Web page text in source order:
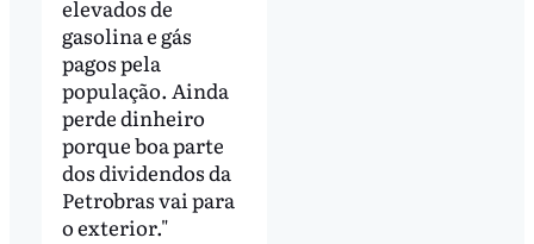
elevados de
gasolina e gás
pagos pela
população. Ainda
perde dinheiro
porque boa parte
dos dividendos da
Petrobras vai para
o exterior."